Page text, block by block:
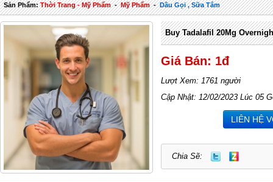
Sản Phẩm:Thời Trang - Mỹ Phẩm-Mỹ Phẩm-Dầu Gọi , Sữa Tắm
Buy Tadalafil 20Mg
Giá Bán: 1đ
Lượt Xem: 1761 người
Cập Nhật: 12/02/2023 Lúc 05
LIÊN HỆ
Chia Sẽ: